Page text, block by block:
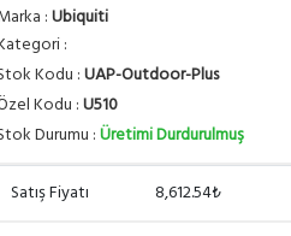
:Ubiquiti
:
Kodu :UAP-Outdoor-Plus
Kodu :U510
Durumu :Üretimi Durdurulmuş
Satış Fiyatı 8,612.54₺